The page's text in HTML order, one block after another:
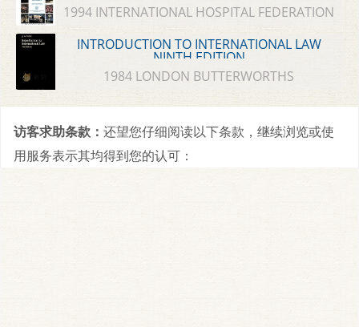
1994 INTERNATIONAL HOSPITAL FEDERATION
INTRODUCTION TO INTERNATIONAL LAW
NINTH EDITION
1984 LONDON BUTTERWORTHS
访客求助条款： 还望您仔细阅读以下条款，继续浏览或使
用服务表示其均得到您的认可：